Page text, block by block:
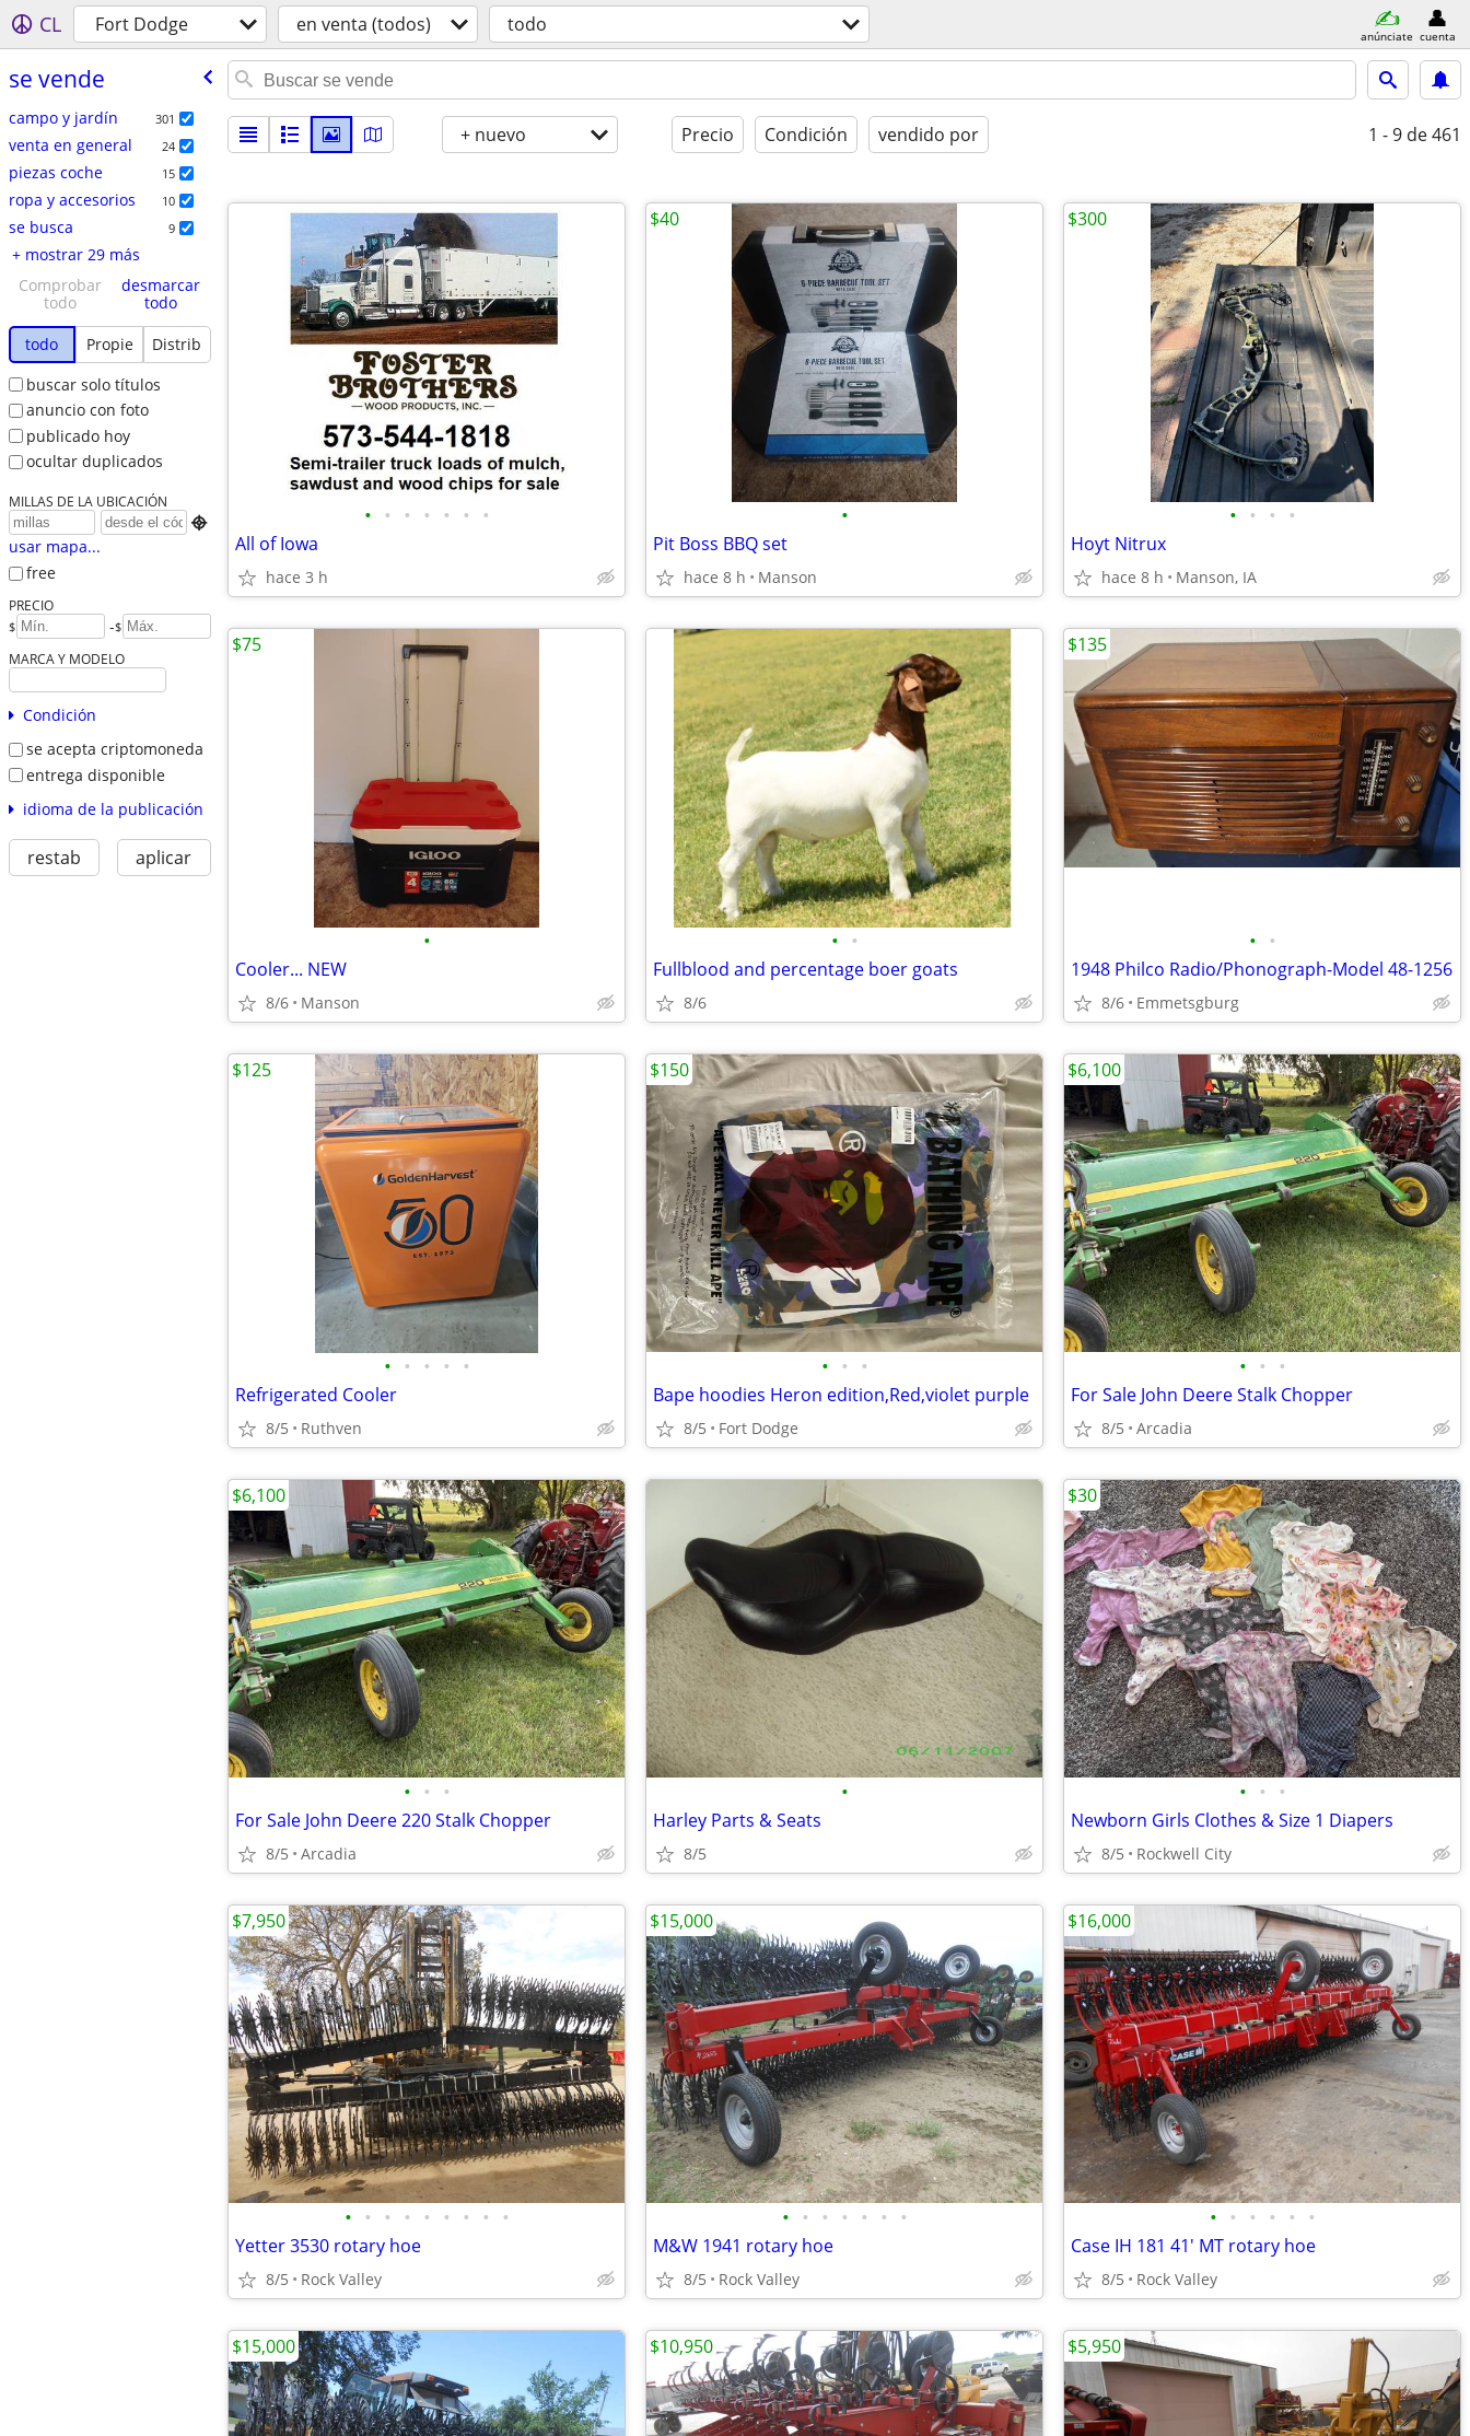
CL Fort Dodge en venta (todos) todo anúnciate cuenta
se vende
campo y jardín 301
venta en general 24
piezas coche 15
ropa y accesorios 10
se busca 9
+ mostrar 29 más
Comprobar
todo
desmarcar
todo
todo
Propie
Distrib
buscar solo títulos
anuncio con foto
publicado hoy
ocultar duplicados
MILLAS DE LA UBICACIÓN

usar mapa...
free
PRECIO
$ -$
MARCA Y MODELO
Condición
se acepta criptomoneda
entrega disponible
idioma de la publicación
restab aplicar
+ nuevo Precio Condición vendido por 1 - 9 de 461
• • • • • • •
All of Iowa
hace 3 h
•
Pit Boss BBQ set
hace 8 h Manson
$40
• • • •
Hoyt Nitrux
hace 8 h Manson, IA
$300
•
Cooler... NEW
8/6 Manson
$75
• •
Fullblood and percentage boer goats
8/6
• •
1948 Philco Radio/Phonograph-Model 48-1256
8/6 Emmetsgburg
$135
• • • • •
Refrigerated Cooler
8/5 Ruthven
$125
• • •
Bape hoodies Heron edition,Red,violet purple
8/5 Fort Dodge
$150
• • •
For Sale John Deere Stalk Chopper
8/5 Arcadia
$6,100
• • •
For Sale John Deere 220 Stalk Chopper
8/5 Arcadia
$6,100
•
Harley Parts & Seats
8/5
• • •
Newborn Girls Clothes & Size 1 Diapers
8/5 Rockwell City
$30
• • • • • • • • •
Yetter 3530 rotary hoe
8/5 Rock Valley
$7,950
• • • • • • •
M&W 1941 rotary hoe
8/5 Rock Valley
$15,000
• • • • • •
Case IH 181 41' MT rotary hoe
8/5 Rock Valley
$16,000
$15,000 $10,950 $5,950